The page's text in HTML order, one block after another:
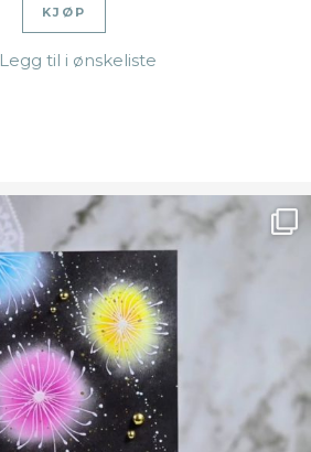
KJØP
Legg til i ønskeliste